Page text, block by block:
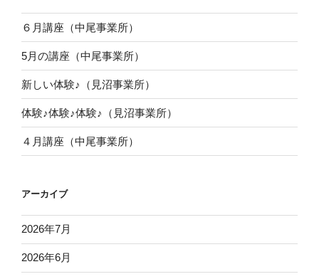
６月講座（中尾事業所）
5月の講座（中尾事業所）
新しい体験♪（見沼事業所）
体験♪体験♪体験♪（見沼事業所）
４月講座（中尾事業所）
アーカイブ
2026年7月
2026年6月